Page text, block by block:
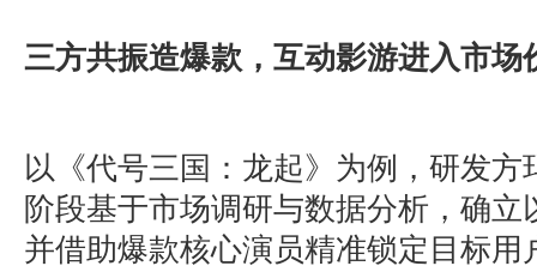
三方共振造爆款，互动影游进入市场
以《代号三国：龙起》为例，研发方
阶段基于市场调研与数据分析，确立
并借助爆款核心演员精准锁定目标用